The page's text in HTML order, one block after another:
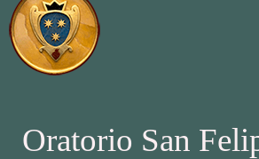
Oratorio San